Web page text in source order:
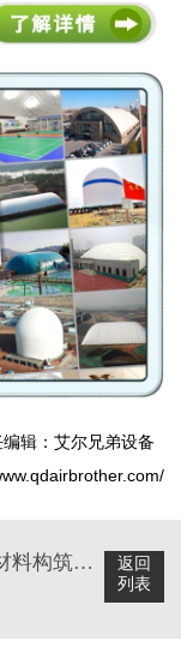
辑：艾尔兄弟设备
返回
列表
的建筑